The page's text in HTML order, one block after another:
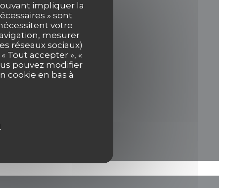
impliquer la
» sont
votre
mesurer
réseaux sociaux)
Tout accepter », «
pouvez modifier
cookie en bas à
nouvelle fenêtre))
fenêtre))